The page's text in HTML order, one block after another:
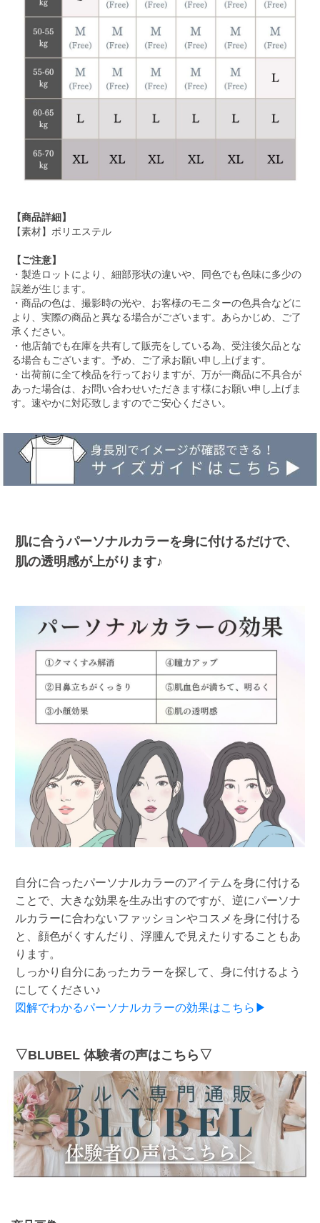
【商品詳細】
【素材】ポリエステル
【ご注意】
・製造ロットにより、細部形状の違いや、同色でも色味に多少の
誤差が生じます。
・商品の色は、撮影時の光や、お客様のモニターの色具合などに
より、実際の商品と異なる場合がございます。あらかじめ、ご了
承ください。
・他店舗でも在庫を共有して販売をしている為、受注後欠品とな
る場合もございます。予め、ご了承お願い申し上げます。
・出荷前に全て検品を行っておりますが、万が一商品に不具合が
あった場合は、お問い合わせいただきます様にお願い申し上げま
す。速やかに対応致しますのでご安心ください。
肌に合うパーソナルカラーを身に付けるだけで、
肌の透明感が上がります♪
自分に合ったパーソナルカラーのアイテムを身に付ける
ことで、大きな効果を生み出すのですが、逆にパーソナ
ルカラーに合わないファッションやコスメを身に付ける
と、顔色がくすんだり、浮腫んで見えたりすることもあ
ります。
しっかり自分にあったカラーを探して、身に付けるよう
にしてください♪
図解でわかるパーソナルカラーの効果はこちら▶
▽BLUBEL 体験者の声はこちら▽